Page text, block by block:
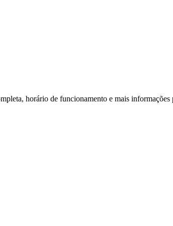
horário de funcionamento e mais informações